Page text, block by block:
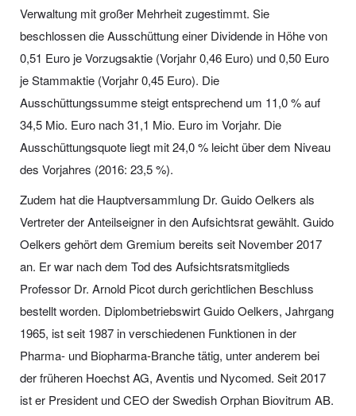
Verwaltung mit großer Mehrheit zugestimmt. Sie
beschlossen die Ausschüttung einer Dividende in Höhe von
0,51 Euro je Vorzugsaktie (Vorjahr 0,46 Euro) und 0,50 Euro
je Stammaktie (Vorjahr 0,45 Euro). Die
Ausschüttungssumme steigt entsprechend um 11,0 % auf
34,5 Mio. Euro nach 31,1 Mio. Euro im Vorjahr. Die
Ausschüttungsquote liegt mit 24,0 % leicht über dem Niveau
des Vorjahres (2016: 23,5 %).
Zudem hat die Hauptversammlung Dr. Guido Oelkers als
Vertreter der Anteilseigner in den Aufsichtsrat gewählt. Guido
Oelkers gehört dem Gremium bereits seit November 2017
an. Er war nach dem Tod des Aufsichtsratsmitglieds
Professor Dr. Arnold Picot durch gerichtlichen Beschluss
bestellt worden. Diplombetriebswirt Guido Oelkers, Jahrgang
1965, ist seit 1987 in verschiedenen Funktionen in der
Pharma- und Biopharma-Branche tätig, unter anderem bei
der früheren Hoechst AG, Aventis und Nycomed. Seit 2017
ist er President und CEO der Swedish Orphan Biovitrum AB.